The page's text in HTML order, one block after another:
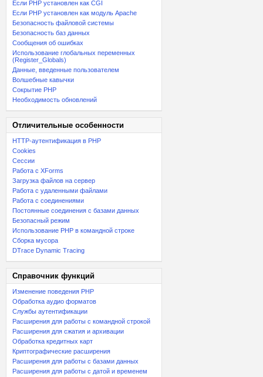
Если PHP установлен как CGI
Если PHP установлен как модуль Apache
Безопасность файловой системы
Безопасность баз данных
Сообщения об ошибках
Использование глобальных переменных
(Register_Globals)
Данные, введенные пользователем
Волшебные кавычки
Сокрытие PHP
Необходимость обновлений
Отличительные особенности
HTTP-аутентификация в PHP
Cookies
Сессии
Работа с XForms
Загрузка файлов на сервер
Работа с удаленными файлами
Работа с соединениями
Постоянные соединения с базами данных
Безопасный режим
Использование PHP в командной строке
Сборка мусора
DTrace Dynamic Tracing
Справочник функций
Изменение поведения PHP
Обработка аудио форматов
Службы аутентификации
Расширения для работы с командной строкой
Расширения для сжатия и архивации
Обработка кредитных карт
Криптографические расширения
Расширения для работы с базами данных
Расширения для работы с датой и временем